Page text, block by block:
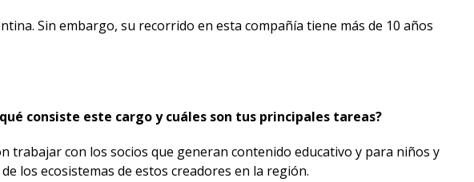
Sin embargo, su recorrido en esta compañía tiene más de 10 años
consiste este cargo y cuáles son tus principales tareas?
trabajar con los socios que generan contenido educativo y para niños y
los ecosistemas de estos creadores en la región.